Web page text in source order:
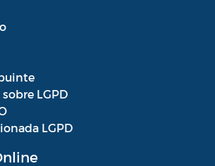
LGPD
LGPD